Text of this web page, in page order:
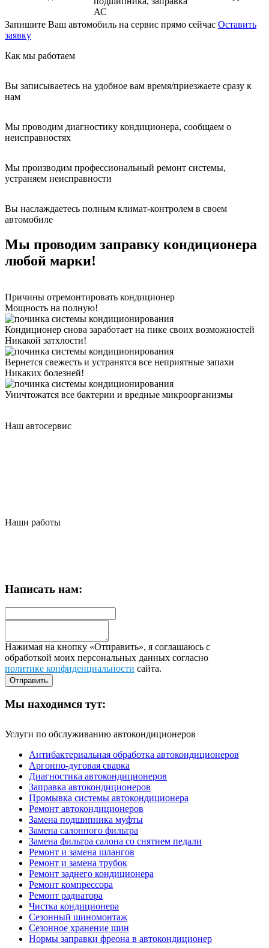
АС
Запишите Ваш автомобиль на сервис прямо сейчас Оставить
заявку
Как мы работаем
Вы записываетесь на удобное вам время/приезжаете сразу к
нам
Мы проводим диагностику кондиционера, сообщаем о
неисправностях
Мы производим профессиональный ремонт системы,
устраняем неисправности
Вы наслаждаетесь полным климат-контролем в своем
автомобиле
Мы проводим заправку кондиционера
любой марки!
Причины отремонтировать кондиционер
Мощность на полную!
Кондиционер снова заработает на пике своих возможностей
Никакой затхлости!
Вернется свежесть и устранятся все неприятные запахи
Никаких болезней!
Уничтожатся все бактерии и вредные микроорганизмы
Наш автосервис
Наши работы
Написать нам:
Нажимая на кнопку «Отправить», я соглашаюсь с
обработкой моих персональных данных согласно
политике конфиденциальности сайта.
Мы находимся тут:
Услуги по обслуживанию автокондиционеров
Антибактериальная обработка автокондиционеров
Аргонно-дуговая сварка
Диагностика автокондиционеров
Заправка автокондиционеров
Промывка системы автокондиционера
Ремонт автокондиционеров
Замена подшипника муфты
Замена салонного фильтра
Замена фильтра салона со снятием педали
Ремонт и замена шлангов
Ремонт и замена трубок
Ремонт заднего кондиционера
Ремонт компрессора
Ремонт радиатора
Чистка кондиционера
Сезонный шиномонтаж
Сезонное хранение шин
Нормы заправки фреона в автокондиционер